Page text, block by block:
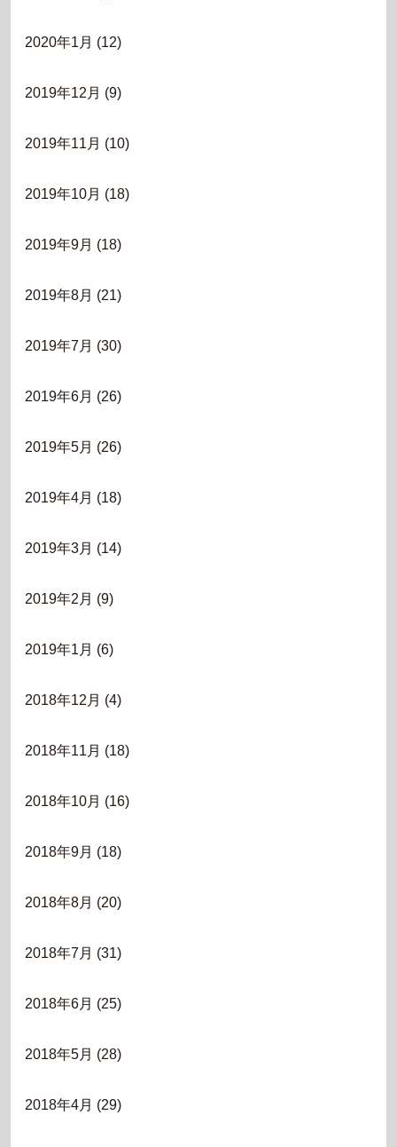
2020年1月 (12)
2019年12月 (9)
2019年11月 (10)
2019年10月 (18)
2019年9月 (18)
2019年8月 (21)
2019年7月 (30)
2019年6月 (26)
2019年5月 (26)
2019年4月 (18)
2019年3月 (14)
2019年2月 (9)
2019年1月 (6)
2018年12月 (4)
2018年11月 (18)
2018年10月 (16)
2018年9月 (18)
2018年8月 (20)
2018年7月 (31)
2018年6月 (25)
2018年5月 (28)
2018年4月 (29)